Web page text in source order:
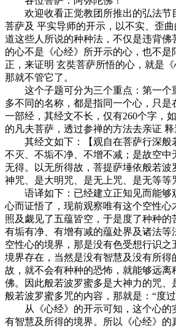
欢迎收看正觉教团所推出的弘法节
菩萨及 平实导师的开示，以不实、歪
道这些人所说的种种法，不仅是违背
的心不是《心经》所开示的心，也不
正，来证明 玄奘菩萨所悟的心，就是
那就不管它了。
这个子题可分为三个重点：第一个重
多不同的名称，都是指同一个心，只
一部经，其经文不长，仅有260个字，
的凡夫菩萨，透过参禅的方法去亲证
其经文如下：【观自在菩萨行深般若
不灭、不垢不净、不增不减；是故空
无得。以无所得故，菩提萨埵依般若
神咒、是大明咒、是无上咒、是无等等
语译如下：已经建立正知见而能够观
心而证悟了，现前观察唯有这个空性
照及觑见了五蕴皆空，于是度了种种
有垢有净、有增有减的蕴处界及诸法
空性心的境界，那是没有色受想行识
境界存在，当然是没有智慧及没有所
故，就不会有种种的恐怖，就能够远
佛。因此般若波罗蜜多是大神力的咒
般若波罗蜜多咒的内容，那就是：“度
从《心经》的开示可知，这个心的实
有智慧及所得的境界。所以《心经》